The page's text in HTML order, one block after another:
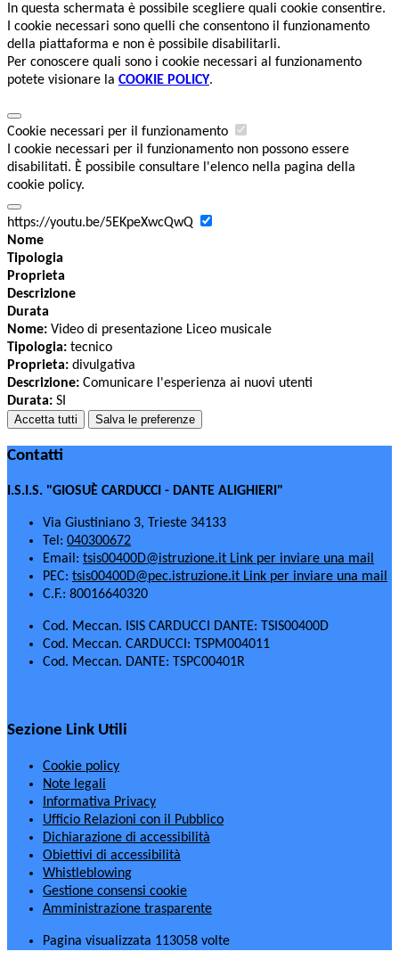
In questa schermata è possibile scegliere quali cookie consentire.
I cookie necessari sono quelli che consentono il funzionamento
della piattaforma e non è possibile disabilitarli.
Per conoscere quali sono i cookie necessari al funzionamento
potete visionare la COOKIE POLICY.
Cookie necessari per il funzionamento
I cookie necessari per il funzionamento non possono essere
disabilitati. È possibile consultare l'elenco nella pagina della
cookie policy.
https://youtu.be/5EKpeXwcQwQ
Nome
Tipologia
Proprieta
Descrizione
Durata
Nome: Video di presentazione Liceo musicale
Tipologia: tecnico
Proprieta: divulgativa
Descrizione: Comunicare l'esperienza ai nuovi utenti
Durata: SI
Accetta tutti Salva le preferenze
Contatti
I.S.I.S. "GIOSUÈ CARDUCCI - DANTE ALIGHIERI"
Via Giustiniano 3, Trieste 34133
Tel: 040300672
Email: tsis00400D@istruzione.it Link per inviare una mail
PEC: tsis00400D@pec.istruzione.it Link per inviare una mail
C.F.: 80016640320
Cod. Meccan. ISIS CARDUCCI DANTE: TSIS00400D
Cod. Meccan. CARDUCCI: TSPM004011
Cod. Meccan. DANTE: TSPC00401R
Sezione Link Utili
Cookie policy
Note legali
Informativa Privacy
Ufficio Relazioni con il Pubblico
Dichiarazione di accessibilità
Obiettivi di accessibilità
Whistleblowing
Gestione consensi cookie
Amministrazione trasparente
Pagina visualizzata 113058 volte